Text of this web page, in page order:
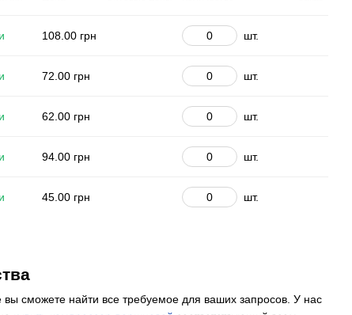
сможете найти все требуемое для ваших запросов. У нас
108.00 грн шт.
72.00 грн шт.
62.00 грн шт.
94.00 грн шт.
45.00 грн шт.